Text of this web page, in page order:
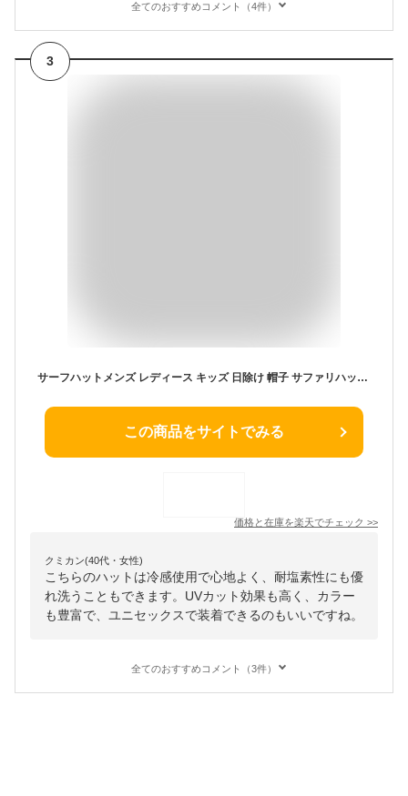
全てのおすすめコメント（4件）
3
サーフハットメンズ レディース キッズ 日除け 帽子 サファリハット アウトドア つば広 ハット UVカット メッシュ 日焼け防止 サンガード ムレない ビーチ 海 プール キャンプ SUP 子供用 ジュニア 水陸両用 接触冷感 速乾 耐塩素 洗える メッシュ PAH-444 《RFTS》 《☆》
この商品をサイトでみる
価格と在庫を楽天でチェック >>
クミカン(40代・女性)
こちらのハットは冷感使用で心地よく、耐塩素性にも優
れ洗うこともできます。UVカット効果も高く、カラー
も豊富で、ユニセックスで装着できるのもいいですね。
全てのおすすめコメント（3件）